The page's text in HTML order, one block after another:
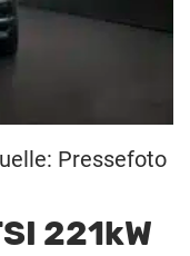
Pressefoto
221kW